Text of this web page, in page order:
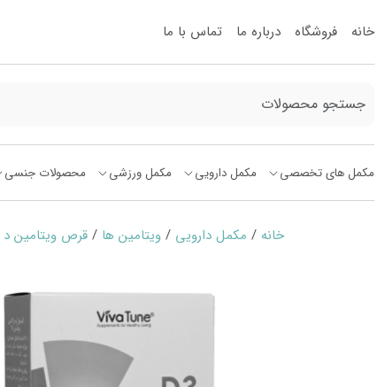
خانه فروشگاه درباره ما تماس با ما
مکمل های تخصصی مکمل دارویی مکمل ورزشی محصولات جنسی
خانه / مکمل دارویی / ویتامین ها / قرص ویتامین د